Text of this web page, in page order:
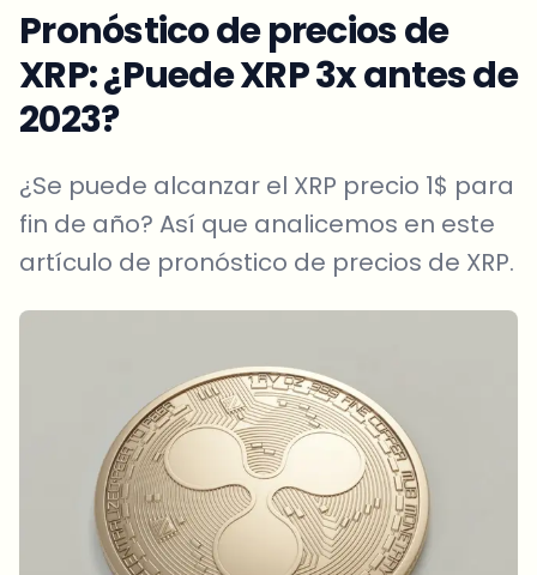
Pronóstico de precios de
XRP: ¿Puede XRP 3x antes de
2023?
¿Se puede alcanzar el XRP precio 1$ para
fin de año? Así que analicemos en este
artículo de pronóstico de precios de XRP.